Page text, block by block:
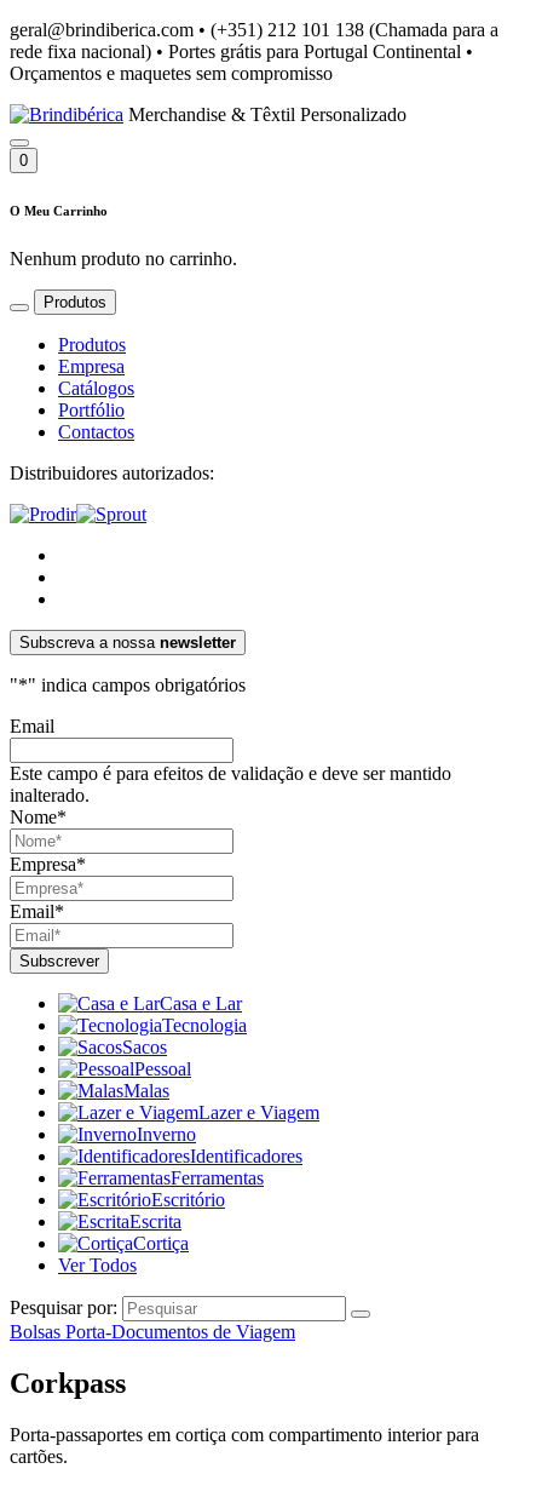
geral@brindiberica.com • (+351) 212 101 138 (Chamada para a
rede fixa nacional) • Portes grátis para Portugal Continental •
Orçamentos e maquetes sem compromisso
Merchandise & Têxtil Personalizado
0
O Meu Carrinho
Nenhum produto no carrinho.
Produtos
Produtos
Empresa
Catálogos
Portfólio
Contactos
Distribuidores autorizados:
Subscreva a nossa newsletter
"*" indica campos obrigatórios
Email
Este campo é para efeitos de validação e deve ser mantido
inalterado.
Nome*
Empresa*
Email*
Casa e Lar
Tecnologia
Sacos
Pessoal
Malas
Lazer e Viagem
Inverno
Identificadores
Ferramentas
Escritório
Escrita
Cortiça
Ver Todos
Pesquisar por:
Bolsas Porta-Documentos de Viagem
Corkpass
Porta-passaportes em cortiça com compartimento interior para
cartões.